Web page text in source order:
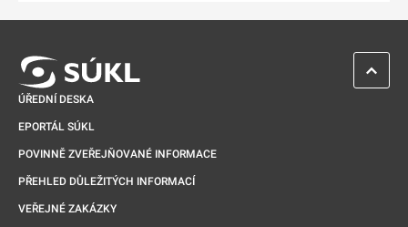
ÚŘEDNÍ DESKA
EPORTÁL SÚKL
POVINNĚ ZVEŘEJŇOVANÉ INFORMACE
PŘEHLED DŮLEŽITÝCH INFORMACÍ
VEŘEJNÉ ZAKÁZKY
ZPĚT